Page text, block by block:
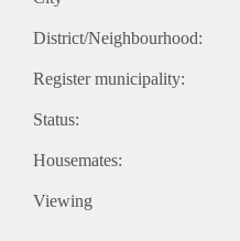
huis. Verder kost de kamer
Ben je dus nieuw in
District/Neighbourhood:
Register municipality:
Status:
Housemates:
Viewing